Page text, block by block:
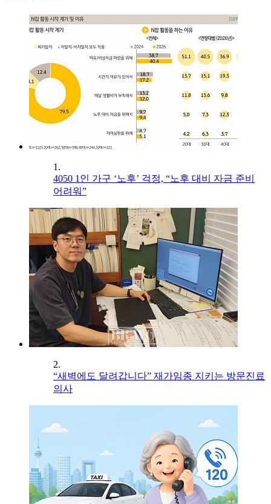
1.
4050 1인 가구 ‘노후’ 걱정, “노후 대비 자금 준비
어려워”
2.
“새벽에도 달려갑니다” 재가임종 지키는 방문진료
의사